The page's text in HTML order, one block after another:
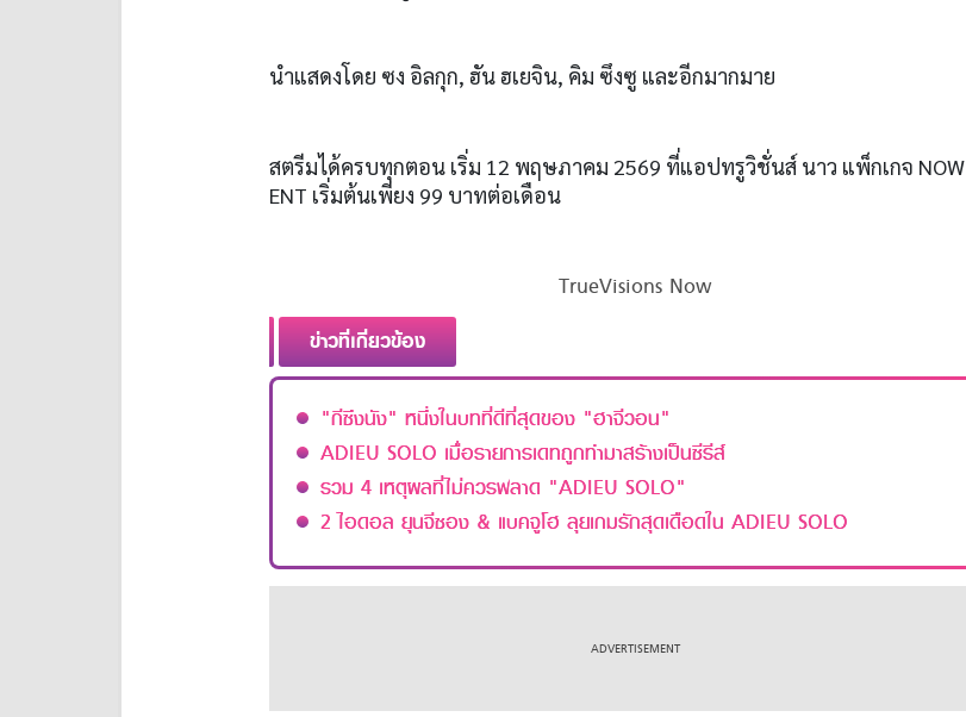
นำแสดงโดย ซง อิลกุก, ฮัน ฮเยจิน, คิม ซึงซู และอีกมากมาย
สตรีมได้ครบทุกตอน เริ่ม 12 พฤษภาคม 2569 ที่แอปทรูวิชั่นส์ นาว แพ็กเกจ NOW
ENT เริ่มต้นเพียง 99 บาทต่อเดือน
TrueVisions Now
ข่าวที่เกี่ยวข้อง
"กีซึงนัง" หนึ่งในบทที่ดีที่สุดของ "ฮาจีวอน"
ADIEU SOLO เมื่อรายการเดทถูกทำมาสร้างเป็นซีรีส์
รวม 4 เหตุผลที่ไม่ควรพลาด "ADIEU SOLO"
2 ไอดอล ยุนจีซอง & แบคจูโฮ ลุยเกมรักสุดเดือดใน ADIEU SOLO